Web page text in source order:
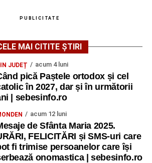
PUBLICITATE
MAI CITITE ȘTIRI
JUDEȚ acum 4 luni
pică Paștele ortodox și cel
în 2027, dar și în următorii
| sebesinfo.ro
acum 12 luni
de Sfânta Maria 2025.
FELICITĂRI și SMS-uri care
fi trimise persoanelor care își
onomastica | sebesinfo.ro